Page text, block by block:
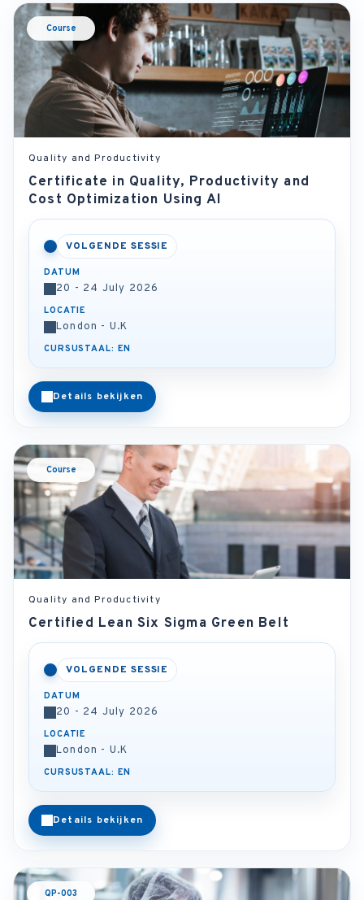
Course
Quality and Productivity
Certificate in Quality, Productivity and
Cost Optimization Using AI
VOLGENDE SESSIE
DATUM
20 - 24 July 2026
LOCATIE
London - U.K
CURSUSTAAL: EN
Details bekijken
Course
Quality and Productivity
Certified Lean Six Sigma Green Belt
VOLGENDE SESSIE
DATUM
20 - 24 July 2026
LOCATIE
London - U.K
CURSUSTAAL: EN
Details bekijken
QP-003